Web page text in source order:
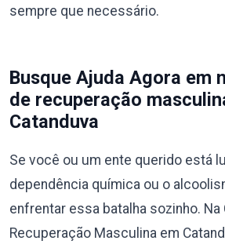
sempre que necessário.
Busque Ajuda Agora em
de recuperação
Catanduva
Se você ou um ente querido está
dependência química ou o
enfrentar essa batalha sozinho. Na
Recuperação Masculina em